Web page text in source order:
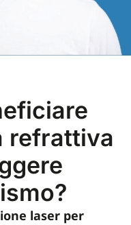
refrattiva
laser per